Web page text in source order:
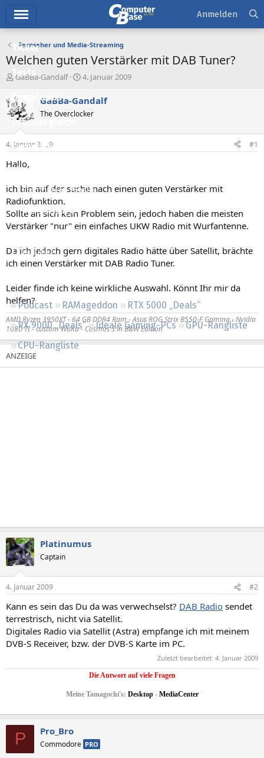
Ticker
Tests
Downloads
Preisvergleich
Forum
Aktuelles
Empfohlene Inhalte
Neue Beiträge
Neueste Aktivitäten
Leserartikel
Podcast RAMageddon
RTX 5000 „Deals“
RX 9000 „Deals“
Ideale Gaming-PCs
GPU-Rangliste
CPU-Rangliste
Anmelden
Fernseher und Media-Streaming
Welchen guten Verstärker mit DAB Tuner?
E
s
t
e
e
r
GaBBa-Gandalf
E
s
t
e
t
4. Januar 2009
GaBBa-Gandalf
The Overclocker
4. Januar 2009 #1
Hallo,
ich bin auf der suche nach einen guten Verstärker mit
Radiofunktion.
Sollte an sich kein Problem sein, jedoch haben die meisten
Verstärker "nur" ein einfaches UKW Radio mit Wurfantenne.
Da ich jedoch gern digitales Radio hätte über Satellit, brächte
ich einen Verstärker mit DAB Radio Tuner.
Leider finde ich keine wirkliche Auswahl. Könnt Ihr mir da
helfen?
AMD Ryzen 3950XT - 64 GB DDR4 Ram - Asus ROG Strix B550-F Gaming - Nvidia
1080 TI - custom WaKü - Cosmos S in B&W Edition
Platinumus
Captain
4. Januar 2009 #2
Kann es sein das Du da was verwechselst? DAB Radio sendet
terrestrisch, nicht via Satellit.
Digitales Radio via Satellit (Astra) empfange ich mit meinem
DVB-S Receiver, bzw. der DVB-S Karte im PC.
Zuletzt bearbeitet: 4. Januar 2009
Die Antwort auf viele Fragen
Meine Tamagochi's: Desktop- MediaCenter
P Pro_Bro
Commodore PRO